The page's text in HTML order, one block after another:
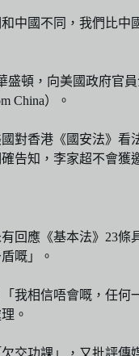
不同，我們比中國
盛頓，向美國政府
China）。
對香港《國安法》
告知，李家超不會獲
回應《基本法》23
嘅」。
我相信唔會嘅，任
。
交功課」，又批評